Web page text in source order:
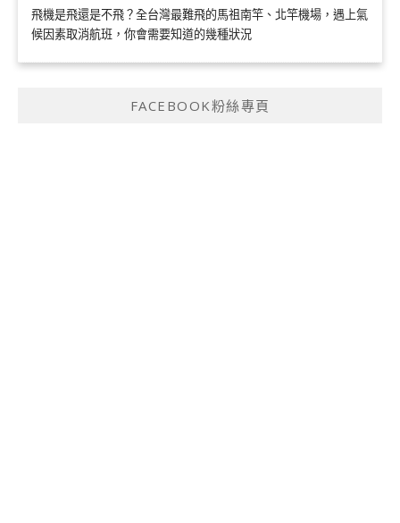
飛機是飛還是不飛？全台灣最難飛的馬祖南竿、北竿機場，遇上氣
候因素取消航班，你會需要知道的幾種狀況
FACEBOOK粉絲專頁